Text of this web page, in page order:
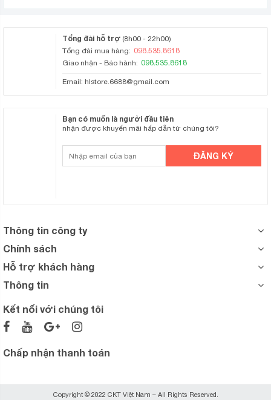
Tổng đài hỗ trợ (8h00 - 22h00)
Tổng đài mua hàng: 098.535.8618
Giao nhận - Bảo hành: 098.535.8618
Email: hlstore.6688@gmail.com
Bạn có muốn là người đầu tiên
nhận được khuyến mãi hấp dẫn từ chúng tôi?
Thông tin công ty
Chính sách
Hỗ trợ khách hàng
Thông tin
Kết nối với chúng tôi
Chấp nhận thanh toán
Copyright © 2022 CKT Việt Nam – All Rights Reserved.